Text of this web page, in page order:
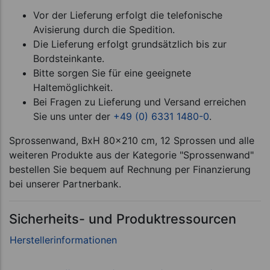
Vor der Lieferung erfolgt die telefonische
Avisierung durch die Spedition.
Die Lieferung erfolgt grundsätzlich bis zur
Bordsteinkante.
Bitte sorgen Sie für eine geeignete
Haltemöglichkeit.
Bei Fragen zu Lieferung und Versand erreichen
Sie uns unter der +49 (0) 6331 1480-0.
Sprossenwand, BxH 80x210 cm, 12 Sprossen und alle
weiteren Produkte aus der Kategorie "Sprossenwand"
bestellen Sie bequem auf Rechnung per Finanzierung
bei unserer Partnerbank.
Sicherheits- und Produktressourcen